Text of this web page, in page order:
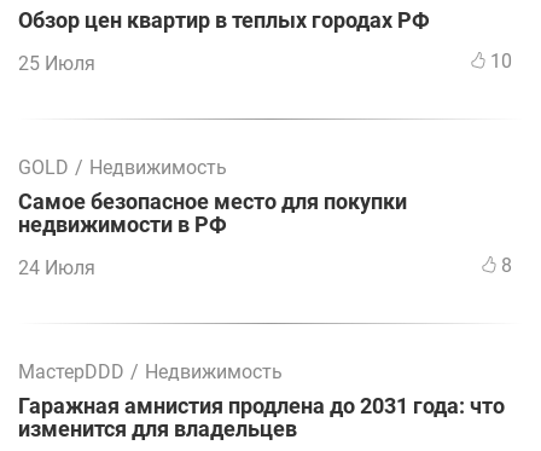
Обзор цен квартир в теплых городах РФ
25 Июля 10
GOLD / Недвижимость
Самое безопасное место для покупки
недвижимости в РФ
24 Июля 8
МастерDDD / Недвижимость
Гаражная амнистия продлена до 2031 года: что
изменится для владельцев